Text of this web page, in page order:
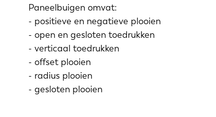
Paneelbuigen omvat:
- positieve en negatieve plooien
- open en gesloten toedrukken
- verticaal toedrukken
- offset plooien
- radius plooien
- gesloten plooien